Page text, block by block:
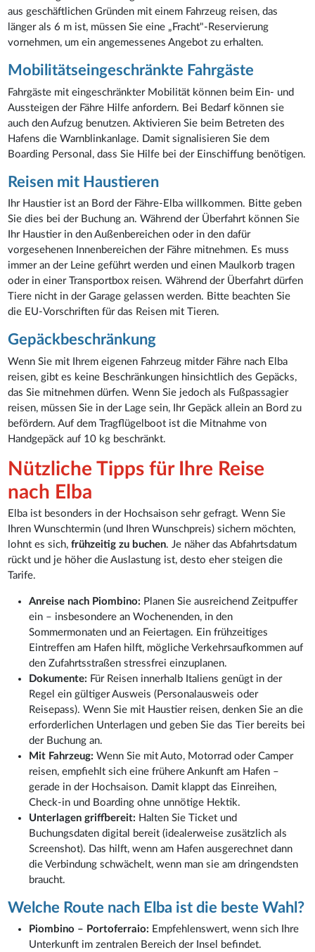
aus geschäftlichen Gründen mit einem Fahrzeug reisen, das
länger als 6 m ist, müssen Sie eine „Fracht"-Reservierung
vornehmen, um ein angemessenes Angebot zu erhalten.
Mobilitätseingeschränkte Fahrgäste
Fahrgäste mit eingeschränkter Mobilität können beim Ein- und
Aussteigen der Fähre Hilfe anfordern. Bei Bedarf können sie
auch den Aufzug benutzen. Aktivieren Sie beim Betreten des
Hafens die Warnblinkanlage. Damit signalisieren Sie dem
Boarding Personal, dass Sie Hilfe bei der Einschiffung benötigen.
Reisen mit Haustieren
Ihr Haustier ist an Bord der Fähre-Elba willkommen. Bitte geben
Sie dies bei der Buchung an. Während der Überfahrt können Sie
Ihr Haustier in den Außenbereichen oder in den dafür
vorgesehenen Innenbereichen der Fähre mitnehmen. Es muss
immer an der Leine geführt werden und einen Maulkorb tragen
oder in einer Transportbox reisen. Während der Überfahrt dürfen
Tiere nicht in der Garage gelassen werden. Bitte beachten Sie
die EU-Vorschriften für das Reisen mit Tieren.
Gepäckbeschränkung
Wenn Sie mit Ihrem eigenen Fahrzeug mitder Fähre nach Elba
reisen, gibt es keine Beschränkungen hinsichtlich des Gepäcks,
das Sie mitnehmen dürfen. Wenn Sie jedoch als Fußpassagier
reisen, müssen Sie in der Lage sein, Ihr Gepäck allein an Bord zu
befördern. Auf dem Tragflügelboot ist die Mitnahme von
Handgepäck auf 10 kg beschränkt.
Nützliche Tipps für Ihre Reise
nach Elba
Elba ist besonders in der Hochsaison sehr gefragt. Wenn Sie
Ihren Wunschtermin (und Ihren Wunschpreis) sichern möchten,
lohnt es sich,frühzeitig zu buchen. Je näher das Abfahrtsdatum
rückt und je höher die Auslastung ist, desto eher steigen die
Tarife.
Anreise nach Piombino: Planen Sie ausreichend Zeitpuffer
ein – insbesondere an Wochenenden, in den
Sommermonaten und an Feiertagen. Ein frühzeitiges
Eintreffen am Hafen hilft, mögliche Verkehrsaufkommen auf
den Zufahrtsstraßen stressfrei einzuplanen.
Dokumente: Für Reisen innerhalb Italiens genügt in der
Regel ein gültiger Ausweis (Personalausweis oder
Reisepass). Wenn Sie mit Haustier reisen, denken Sie an die
erforderlichen Unterlagen und geben Sie das Tier bereits bei
der Buchung an.
Mit Fahrzeug: Wenn Sie mit Auto, Motorrad oder Camper
reisen, empfiehlt sich eine frühere Ankunft am Hafen –
gerade in der Hochsaison. Damit klappt das Einreihen,
Check-in und Boarding ohne unnötige Hektik.
Unterlagen griffbereit: Halten Sie Ticket und
Buchungsdaten digital bereit (idealerweise zusätzlich als
Screenshot). Das hilft, wenn am Hafen ausgerechnet dann
die Verbindung schwächelt, wenn man sie am dringendsten
braucht.
Welche Route nach Elba ist die beste Wahl?
Piombino – Portoferraio: Empfehlenswert, wenn sich Ihre
Unterkunft im zentralen Bereich der Insel befindet.